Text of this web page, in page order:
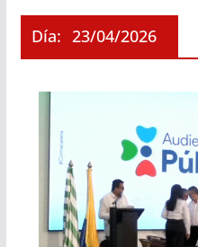
Día: 23/04/2026